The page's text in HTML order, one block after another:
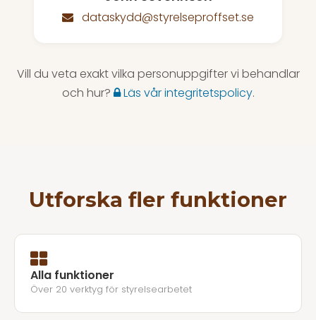
dataskydd@styrelseproffset.se
Vill du veta exakt vilka personuppgifter vi behandlar
och hur?
Läs vår integritetspolicy.
Utforska fler funktioner
Alla funktioner
Över 20 verktyg för styrelsearbetet